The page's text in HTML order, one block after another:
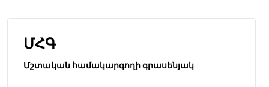
ՄՀԳ
Մշտական համակարգողի գրասենյակ